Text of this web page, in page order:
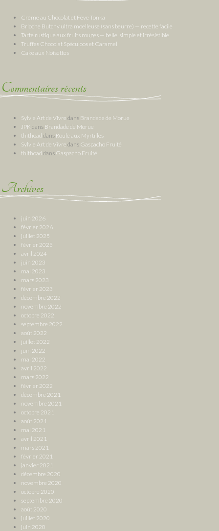
Crème au Chocolat et Fève Tonka
Brioche Butchy ultra moelleuse (sans beurre) — recette facile
Tarte rustique aux fruits rouges — belle, simple et irrésistible
Truffes Chocolat Spéculoos et Caramel
Cake aux Noisettes
Commentaires récents
Sylvie Art de Vivre dans Brandade de Morue
JPK dans Brandade de Morue
thithoad dans Roulé aux Myrtilles
Sylvie Art de Vivre dans Gaspacho Fruité
thithoad dans Gaspacho Fruité
Archives
juin 2026
février 2026
juillet 2025
février 2025
avril 2024
juin 2023
mai 2023
mars 2023
février 2023
décembre 2022
novembre 2022
octobre 2022
septembre 2022
août 2022
juillet 2022
juin 2022
mai 2022
avril 2022
mars 2022
février 2022
décembre 2021
novembre 2021
octobre 2021
août 2021
mai 2021
avril 2021
mars 2021
février 2021
janvier 2021
décembre 2020
novembre 2020
octobre 2020
septembre 2020
août 2020
juillet 2020
juin 2020